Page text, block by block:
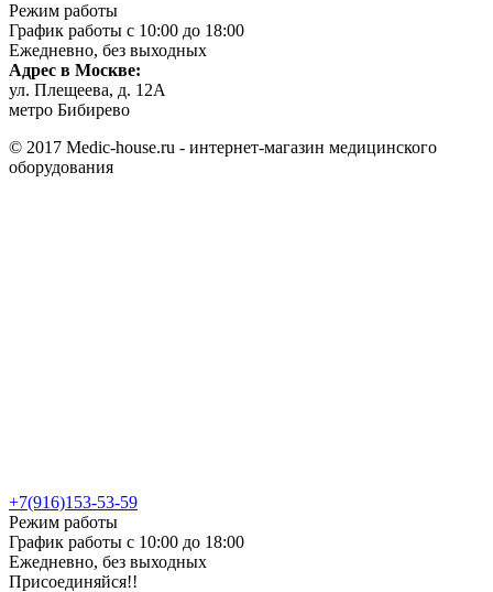
Режим работы
График работы с 10:00 до 18:00
Ежедневно, без выходных
Адрес в Москве:
ул. Плещеева, д. 12А
метро Бибирево
© 2017 Medic-house.ru - интернет-магазин медицинского
оборудования
+7(916)153-53-59
Режим работы
График работы с 10:00 до 18:00
Ежедневно, без выходных
Присоединяйся!!